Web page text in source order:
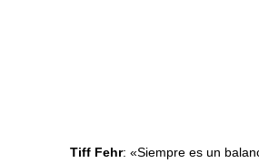
Tiff Fehr: «Siempre es un